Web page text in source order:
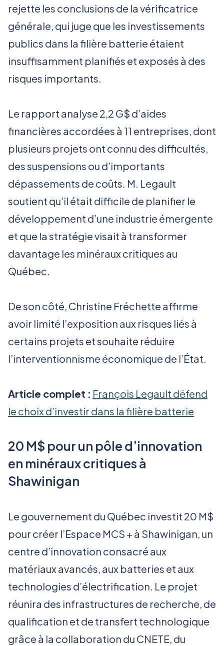
rejette les conclusions de la vérificatrice
générale, qui juge que les investissements
publics dans la filière batterie étaient
insuffisamment planifiés et exposés à des
risques importants.
Le rapport analyse 2,2 G$ d’aides
financières accordées à 11 entreprises, dont
plusieurs projets ont connu des difficultés,
des suspensions ou d’importants
dépassements de coûts. M. Legault
soutient qu’il était difficile de planifier le
développement d’une industrie émergente
et que la stratégie visait à transformer
davantage les minéraux critiques au
Québec.
De son côté, Christine Fréchette affirme
avoir limité l’exposition aux risques liés à
certains projets et souhaite réduire
l’interventionnisme économique de l’État.
Article complet : François Legault défend
le choix d’investir dans la filière batterie
20 M$ pour un pôle d’innovation
en minéraux critiques à
Shawinigan
Le gouvernement du Québec investit 20 M$
pour créer l’Espace MCS + à Shawinigan, un
centre d’innovation consacré aux
matériaux avancés, aux batteries et aux
technologies d’électrification. Le projet
réunira des infrastructures de recherche, de
qualification et de transfert technologique
grâce à la collaboration du CNETE, du